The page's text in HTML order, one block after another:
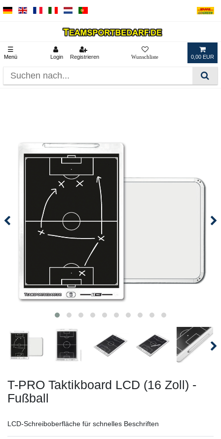
☰
Menü Login Registrieren 0,00 EUR
T-PRO Taktikboard LCD (16 Zoll) -
Fußball
LCD-Schreiboberfläche für schnelles Beschriften